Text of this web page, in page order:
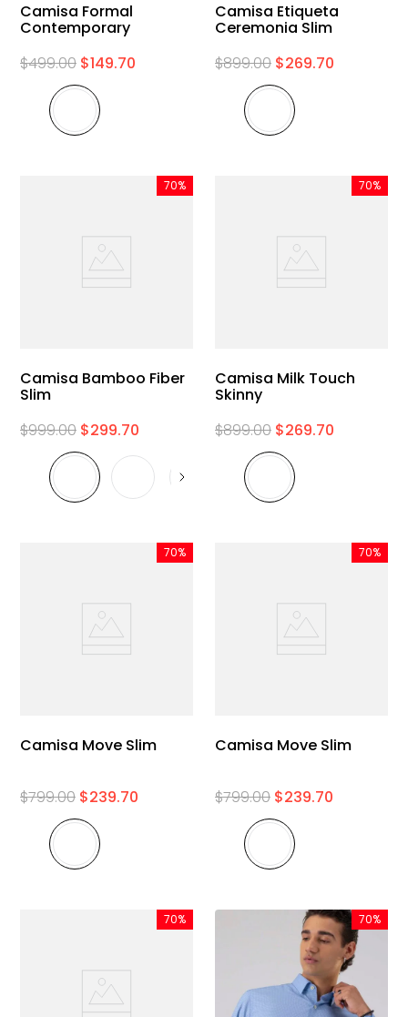
Camisa Formal
Contemporary
$499.00 $149.70
Camisa Etiqueta
Ceremonia Slim
$899.00 $269.70
70%
Camisa Bamboo Fiber
Slim
$999.00 $299.70
70%
Camisa Milk Touch
Skinny
$899.00 $269.70
70%
Camisa Move Slim
$799.00 $239.70
70%
Camisa Move Slim
$799.00 $239.70
70% 70%